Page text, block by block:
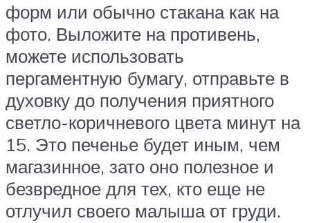
форм или обычно стакана как на
фото. Выложите на противень,
можете использовать
пергаментную бумагу, отправьте в
духовку до получения приятного
светло-коричневого цвета минут на
15. Это печенье будет иным, чем
магазинное, зато оно полезное и
безвредное для тех, кто еще не
отлучил своего малыша от груди.